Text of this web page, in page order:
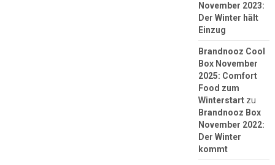
November 2023:
Der Winter hält
Einzug
Brandnooz Cool
Box November
2025: Comfort
Food zum
Winterstartzu
Brandnooz Box
November 2022:
Der Winter
kommt